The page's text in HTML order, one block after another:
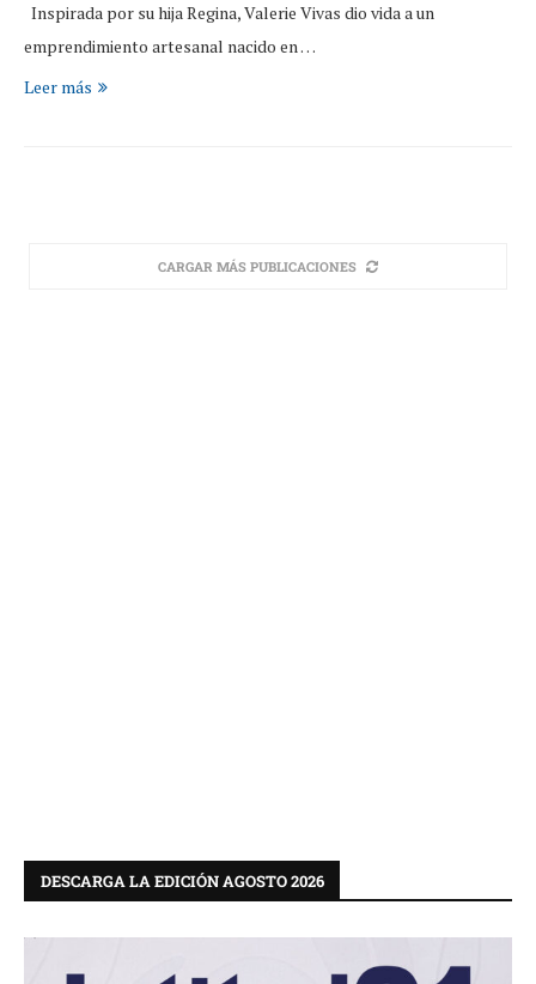
Inspirada por su hija Regina, Valerie Vivas dio vida a un
emprendimiento artesanal nacido en …
Leer más
CARGAR MÁS PUBLICACIONES
DESCARGA LA EDICIÓN AGOSTO 2026